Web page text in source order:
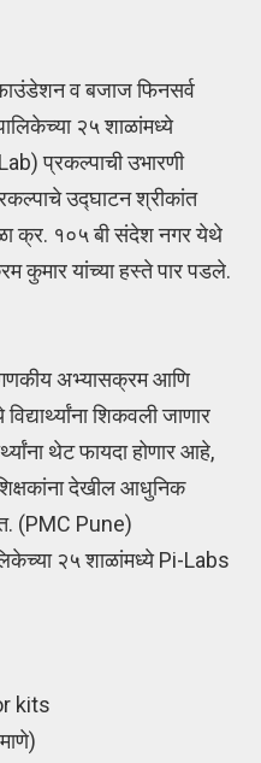
व बजाज फिनसर्व
२५ शाळांमध्ये
प्रकल्पाची उभारणी
उद्घाटन श्रीकांत
क्र. १०५ बी संदेश नगर येथे
कुमार यांच्या हस्ते पार पडले.
अभ्यासक्रम आणि
शिकवली जाणार
थेट फायदा होणार आहे,
देखील आधुनिक
(PMC Pune)
२५ शाळांमध्ये Pi-Labs
kits